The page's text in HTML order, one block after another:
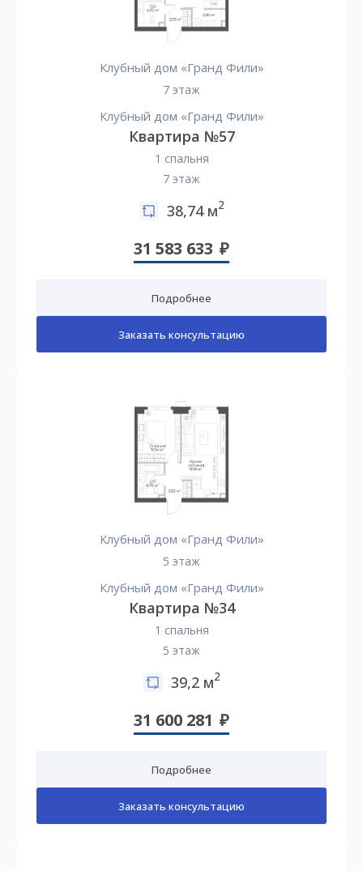
Клубный дом «Гранд Фили»
7 этаж
Клубный дом «Гранд Фили»
Квартира №57
1 спальня
7 этаж
38,74 м2
31 583 633
Подробнее
Заказать консультацию
Клубный дом «Гранд Фили»
5 этаж
Клубный дом «Гранд Фили»
Квартира №34
1 спальня
5 этаж
39,2 м2
31 600 281
Подробнее
Заказать консультацию